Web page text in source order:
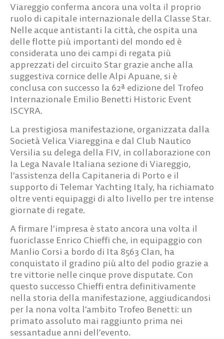
Viareggio conferma ancora una volta il proprio
ruolo di capitale internazionale della Classe Star.
Nelle acque antistanti la città, che ospita una
delle flotte più importanti del mondo ed è
considerata uno dei campi di regata più
apprezzati del circuito Star grazie anche alla
suggestiva cornice delle Alpi Apuane, si è
conclusa con successo la 62ª edizione del Trofeo
Internazionale Emilio Benetti Historic Event
ISCYRA.
La prestigiosa manifestazione, organizzata dalla
Società Velica Viareggina e dal Club Nautico
Versilia su delega della FIV, in collaborazione con
la Lega Navale Italiana sezione di Viareggio,
l’assistenza della Capitaneria di Porto e il
supporto di Telemar Yachting Italy, ha richiamato
oltre venti equipaggi di alto livello per tre intense
giornate di regate.
A firmare l’impresa è stato ancora una volta il
fuoriclasse Enrico Chieffi che, in equipaggio con
Manlio Corsi a bordo di Ita 8563 Clan, ha
conquistato il gradino più alto del podio grazie a
tre vittorie nelle cinque prove disputate. Con
questo successo Chieffi entra definitivamente
nella storia della manifestazione, aggiudicandosi
per la nona volta l’ambito Trofeo Benetti: un
primato assoluto mai raggiunto prima nei
sessantadue anni dell’evento.